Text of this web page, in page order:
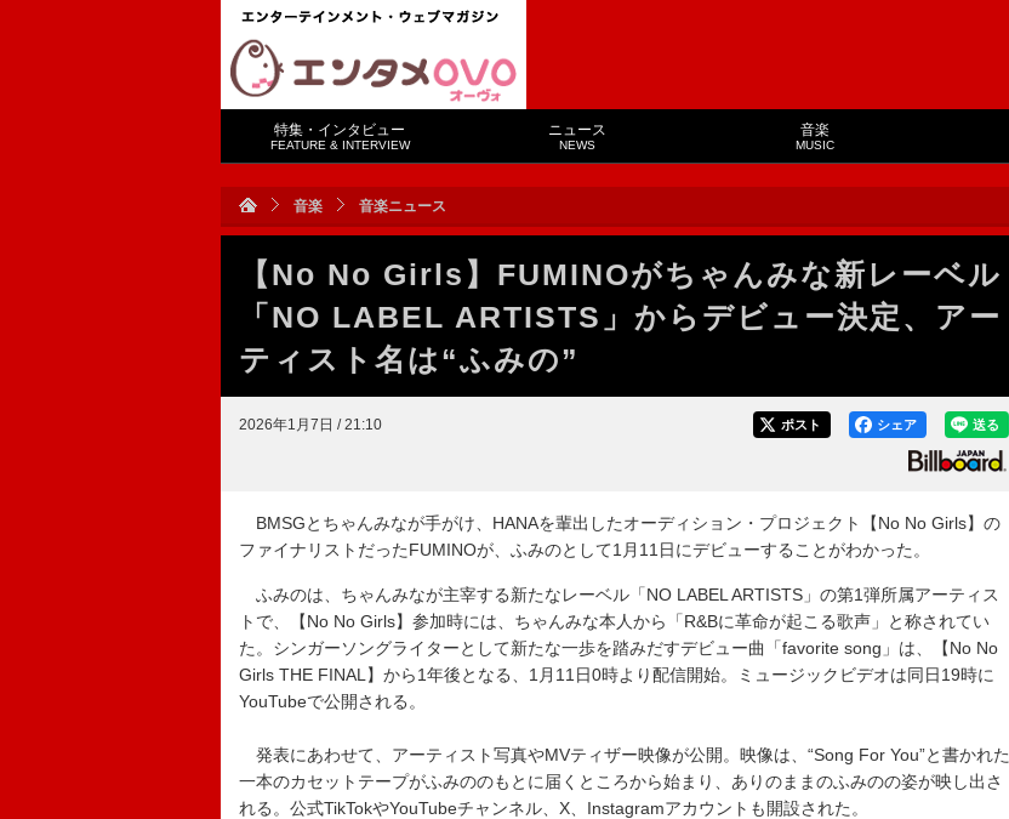
特集・インタビュー
FEATURE & INTERVIEW
ニュース
NEWS
音楽
MUSIC
音楽 音楽ニュース
【No No Girls】FUMINOがちゃんみな新レーベル
「NO LABEL ARTISTS」からデビュー決定、アー
ティスト名は“ふみの”
2026年1月7日 / 21:10 送る
シェア
ポスト
BMSGとちゃんみなが手がけ、HANAを輩出したオーディション・プロジェクト【No No Girls】の
ファイナリストだったFUMINOが、ふみのとして1月11日にデビューすることがわかった。
ふみのは、ちゃんみなが主宰する新たなレーベル「NO LABEL ARTISTS」の第1弾所属アーティス
トで、【No No Girls】参加時には、ちゃんみな本人から「R&Bに革命が起こる歌声」と称されてい
た。シンガーソングライターとして新たな一歩を踏みだすデビュー曲「favorite song」は、【No No
Girls THE FINAL】から1年後となる、1月11日0時より配信開始。ミュージックビデオは同日19時に
YouTubeで公開される。
発表にあわせて、アーティスト写真やMVティザー映像が公開。映像は、“Song For You”と書かれた
一本のカセットテープがふみののもとに届くところから始まり、ありのままのふみのの姿が映し出さ
れる。公式TikTokやYouTubeチャンネル、X、Instagramアカウントも開設された。